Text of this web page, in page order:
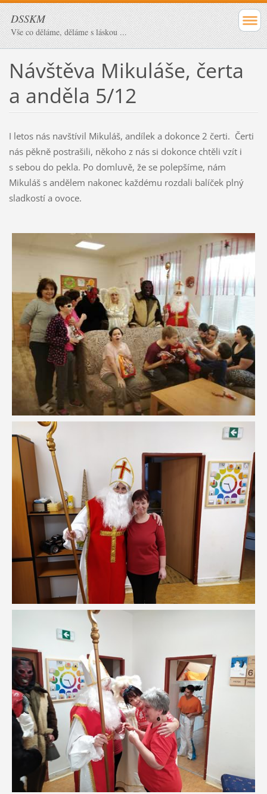
DSSKM
Vše co děláme, děláme s láskou ...
Návštěva Mikuláše, čerta
a anděla 5/12
I letos nás navštívil Mikuláš, andílek a dokonce 2 čerti. Čerti
nás pěkně postrašili, někoho z nás si dokonce chtěli vzít i
s sebou do pekla. Po domluvě, že se polepšíme, nám
Mikuláš s andělem nakonec každému rozdali balíček plný
sladkostí a ovoce.